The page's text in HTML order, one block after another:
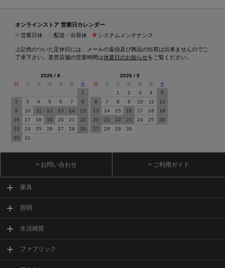
オンラインストア 営業日カレンダー
営業日休 配送・出荷休 ■ システムメンテナンス
上記色のついた定休日には、メールの返信及び商品の出荷は出来ませんのでご
了承下さい。直営店舗の営業時間は休業日のお知らせをご覧ください。
2026 / 8
日
月 火 水 木 金
土
1
2
3 4 5 6 7
8
9
10 11 12 13 14
15
16
17 18 19 20 21
22
23
24 25 26 27 28
29
30
31
2026 / 9
日
月 火 水 木 金
土
1
2 3 4
5
6
7 8 9 10 11
12
13
14 15 16 17 18
19
20
21 22 23 24 25
26
27
28 29 30
> お問い合わせ > ご利用ガイド
家具
照明
生活雑貨
ファブリック